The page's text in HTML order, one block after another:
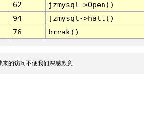
62
jzmysql->Open()
94
jzmysql->halt()
76 break()
的访问不便我们深感歉意.